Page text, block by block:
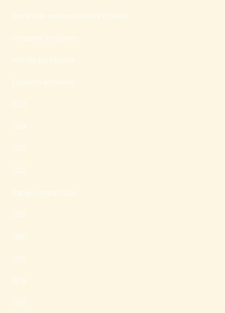
Semana de encuentros interescolares
Preguntas frecuentes
¡Inscribí a tu escuela!
Ediciones anteriores
2025
2024
2023
2022
Trabajos destacados
2021
2020
2019
2018
2017